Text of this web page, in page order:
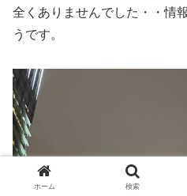
全くありませんでした・・情
うです。
ホーム 検索